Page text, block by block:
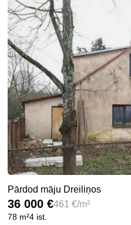
Pārdod māju Dreiliņos
36 000 €461 €/m²
78 m²4 ist.